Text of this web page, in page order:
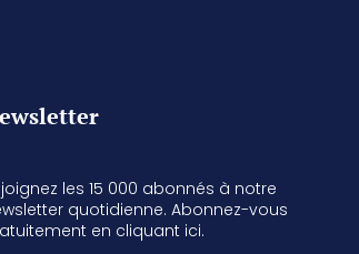
les 15 000 abonnés à notre
quotidienne. Abonnez-vous
en cliquant ici.